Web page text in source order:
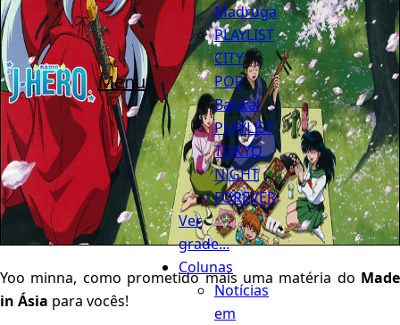
Menu
Madruga
PLAYLIST
CITY
POP
Bankai
PLAYLIST
TOKYO
NIGHT
FOREVER
Ver
grade...
Colunas
Notícias
em
Yoo minna, como prometido mais uma matéria do Made
in Ásia para vocês!